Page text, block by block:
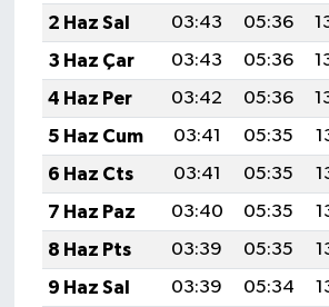
2 Haz Sal
03:43 05:36
3 Haz Çar
03:43 05:36
4 Haz Per
03:42 05:36
5 Haz Cum
03:41 05:35
6 Haz Cts
03:41 05:35
7 Haz Paz
03:40 05:35
8 Haz Pts
03:39 05:35
9 Haz Sal
03:39 05:34